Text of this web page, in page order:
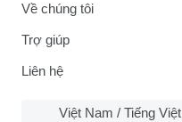
Về chúng tôi
Trợ giúp
Liên hệ
Việt Nam / Tiếng Việt